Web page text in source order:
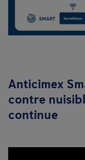
Anticimex
contre
continue